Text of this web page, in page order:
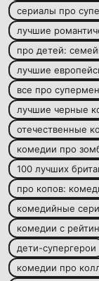
сериалы про
лучшие
про детей:
лучшие
все про
лучшие черные
отечественные
комедии про
100 лучших
про копов:
комедийные
комедии с
дети-супергерои
комедии про